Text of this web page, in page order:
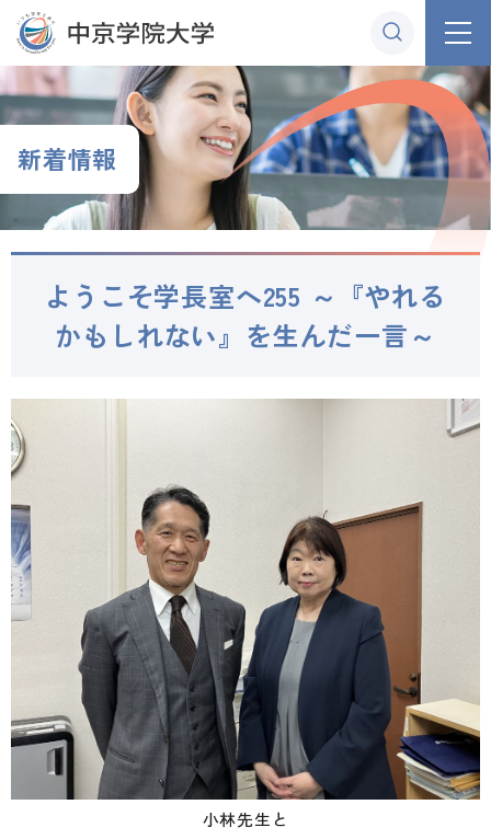
グ
ロ
ー
バ
ナ
ビ
ゲ
ー
本
文
へ
ロ
ー
カ
ル
ビ
ゲ
ー
シ
フ
ッ
タ
ー
新着情報
ようこそ学長室へ255 ～『やれる
かもしれない』を生んだ一言～
小林先生と